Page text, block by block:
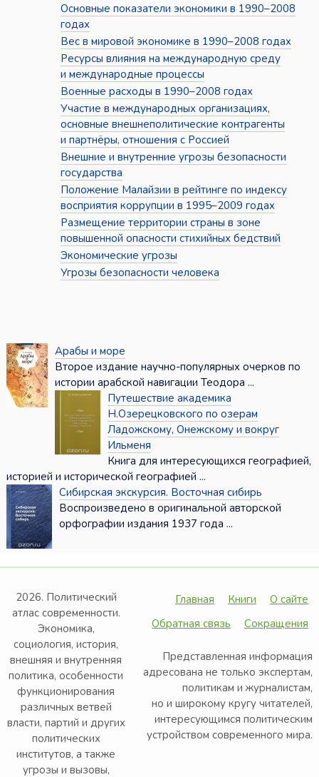
Основные показатели экономики в 1990–2008
годах
Вес в мировой экономике в 1990–2008 годах
Ресурсы влияния на международную среду
и международные процессы
Военные расходы в 1990–2008 годах
Участие в международных организациях,
основные внешнеполитические контрагенты
и партнёры, отношения с Россией
Внешние и внутренние угрозы безопасности
государства
Положение Малайзии в рейтинге по индексу
восприятия коррупции в 1995–2009 годах
Размещение территории страны в зоне
повышенной опасности стихийных бедствий
Экономические угрозы
Угрозы безопасности человека
Арабы и море
Второе издание научно-популярных очерков по
истории арабской навигации Теодора ...
Путешествие академика
Н.Озерецковского по озерам
Ладожскому, Онежскому и вокруг
Ильменя
Книга для интересующихся географией,
историей и исторической географией ...
Сибирская экскурсия. Восточная сибирь
Воспроизведено в оригинальной авторской
орфографии издания 1937 года ...
2026. Политический
атлас современности.
Экономика,
социология, история,
внешняя и внутренняя
политика, особенности
функционирования
различных ветвей
власти, партий и других
политических
институтов, а также
угрозы и вызовы,
Главная Книги
О сайте
Обратная связь
Сокращения
Представленная информация
адресована не только экспертам,
политикам и журналистам,
но и широкому кругу читателей,
интересующимся политическим
устройством современного мира.